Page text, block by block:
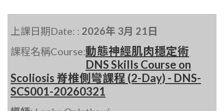
上課日期Date: : 2026年 3月 21日
課程名稱Course:動態神經肌肉穩定術
DNS Skills Course on
Scoliosis 脊椎側彎課程 (2-Day) - DNS-
SCS001-20260321